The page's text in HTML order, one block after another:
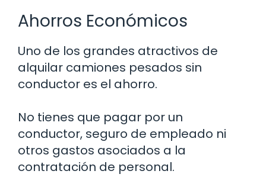
Ahorros Económicos
Uno de los grandes atractivos de
alquilar camiones pesados sin
conductor es el ahorro.
No tienes que pagar por un
conductor, seguro de empleado ni
otros gastos asociados a la
contratación de personal.